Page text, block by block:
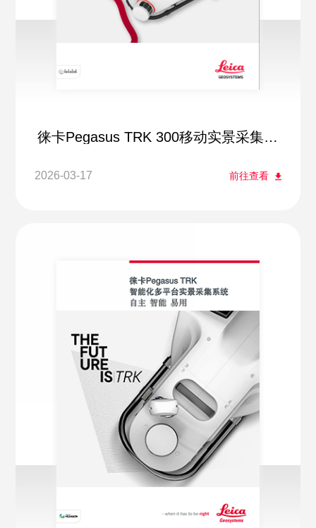
徕卡Pegasus TRK 300移动实景采集系
2026-03-17 前往查看